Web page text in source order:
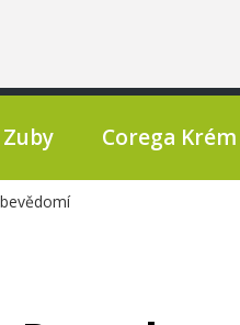
Corega Krém